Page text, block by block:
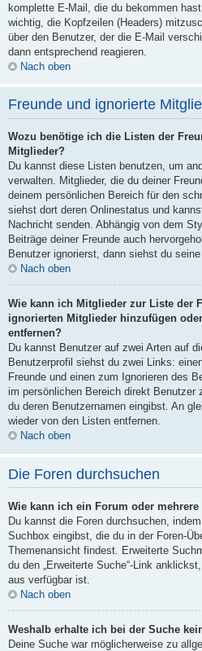
komplette E-Mail, die du bekommen
wichtig, die Kopfzeilen (Headers)
über den Benutzer, der die E-Mail
dann entsprechend reagieren.
Nach oben
Freunde und ignorierte
Wozu benötige ich die Listen der
Mitglieder?
Du kannst diese Listen benutzen, um
verwalten. Mitglieder, die du deiner
deinem persönlichen Bereich für den
siehst dort deren Onlinestatus und
Nachricht senden. Abhängig von dem
Beiträge deiner Freunde auch
Benutzer ignorierst, dann siehst du
Nach oben
Wie kann ich Mitglieder zur Liste der
ignorierten Mitglieder hinzufügen
entfernen?
Du kannst Benutzer auf zwei Arten auf
Benutzerprofil siehst du zwei Links:
Freunde und einen zum Ignorieren des
im persönlichen Bereich direkt Benutzer
du deren Benutzernamen eingibst. An
wieder von den Listen entfernen.
Nach oben
Die Foren durchsuchen
Wie kann ich ein Forum oder
Du kannst die Foren durchsuchen,
Suchbox eingibst, die du in der Foren-
Themenansicht findest. Erweiterte
du den „Erweiterte Suche“-Link
aus verfügbar ist.
Nach oben
Weshalb erhalte ich bei der Suche
Deine Suche war möglicherweise zu